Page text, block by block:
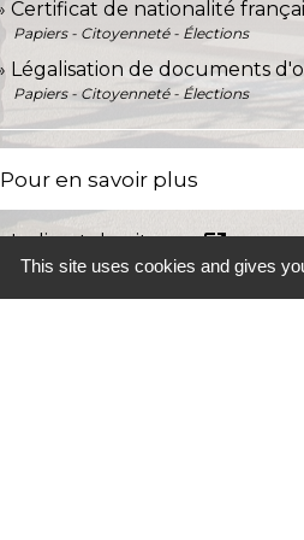
Certificat de nationalité
Papiers - Citoyenneté - Élections
Légalisation de documents
Papiers - Citoyenneté - Élections
Pour en savoir plus
Le livret du citoyenopen_in_new
Ministère chargé de l'intérieur
Charte des droits et devoirs
This site uses cookies and gives